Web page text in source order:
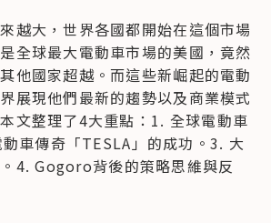
越大，世界各國都開始在這個市場
全球最大電動車市場的美國，竟然
他國家超越。而這些新崛起的電動
展現他們最新的趨勢以及商業模式
文整理了4大重點：1. 全球電動車
車傳奇「TESLA」的成功。3. 大
4. Gogoro背後的策略思維與反